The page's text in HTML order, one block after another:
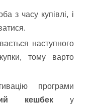
з часу купівлі, і
наступного
тому варто
програми
кешбеку